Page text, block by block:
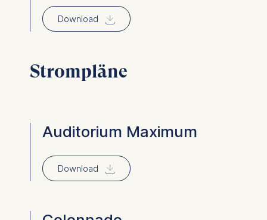
Download ⇓
Strompläne
Auditorium Maximum
Download ⇓